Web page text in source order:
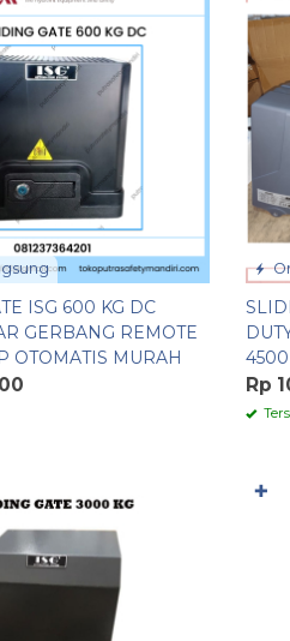
ISG 600 KG DC
GERBANG REMOTE
OTOMATIS MURAH
4500
Rp
✚